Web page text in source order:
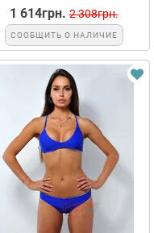
1 614грн. 2 308грн.
СООБЩИТЬ О НАЛИЧИЕ